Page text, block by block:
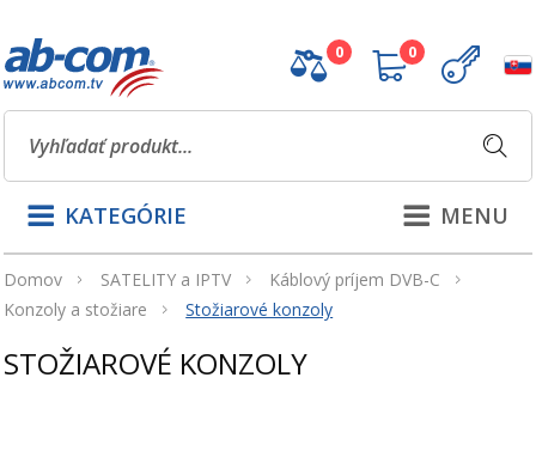
0 0
MENU
KATEGÓRIE
Domov SATELITY a IPTV
Káblový príjem DVB-C
Konzoly a stožiare
Stožiarové konzoly
STOŽIAROVÉ KONZOLY